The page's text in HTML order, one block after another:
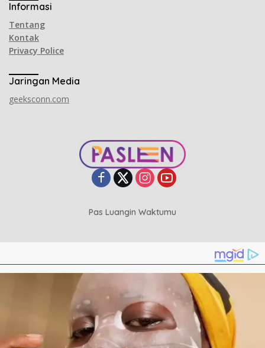
Informasi
Tentang
Kontak
Privacy Police
Jaringan Media
geeksconn.com
Pas Luangin Waktumu